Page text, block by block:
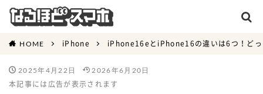
HOME iPhone iPhone16eとiPhone16の違いは6つ！どっ
2025年4月22日 2026年6月20日
本記事には広告が表示されます